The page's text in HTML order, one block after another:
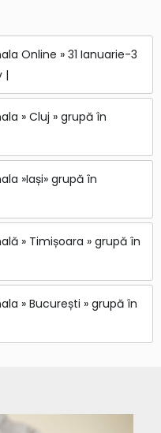
Online » 31 Ianuarie-3
|
» Cluj » grupă în
»Iași» grupă în
» Timișoara » grupă în
» București » grupă în